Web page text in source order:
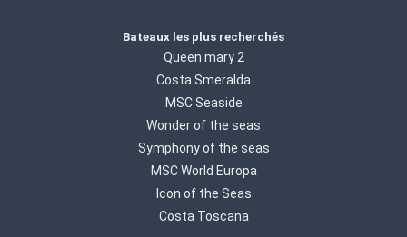
Bateaux les plus recherchés
Queen mary 2
Costa Smeralda
MSC Seaside
Wonder of the seas
Symphony of the seas
MSC World Europa
Icon of the Seas
Costa Toscana